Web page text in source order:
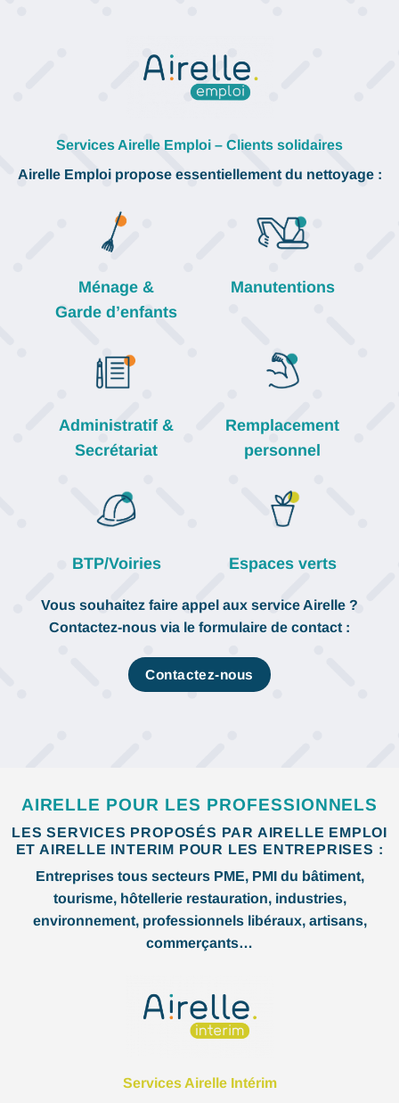
Services Airelle Emploi – Clients solidaires
Airelle Emploi propose essentiellement du nettoyage :
Ménage &
Garde d’enfants
Manutentions
Administratif &
Secrétariat
Remplacement
personnel
BTP/Voiries Espaces verts
Vous souhaitez faire appel aux service Airelle ?
Contactez-nous via le formulaire de contact :
Contactez-nous
AIRELLE POUR LES PROFESSIONNELS
LES SERVICES PROPOSÉS PAR AIRELLE EMPLOI
ET AIRELLE INTERIM POUR LES ENTREPRISES :
Entreprises tous secteurs PME, PMI du bâtiment,
tourisme, hôtellerie restauration, industries,
environnement, professionnels libéraux, artisans,
commerçants…
Services Airelle Intérim